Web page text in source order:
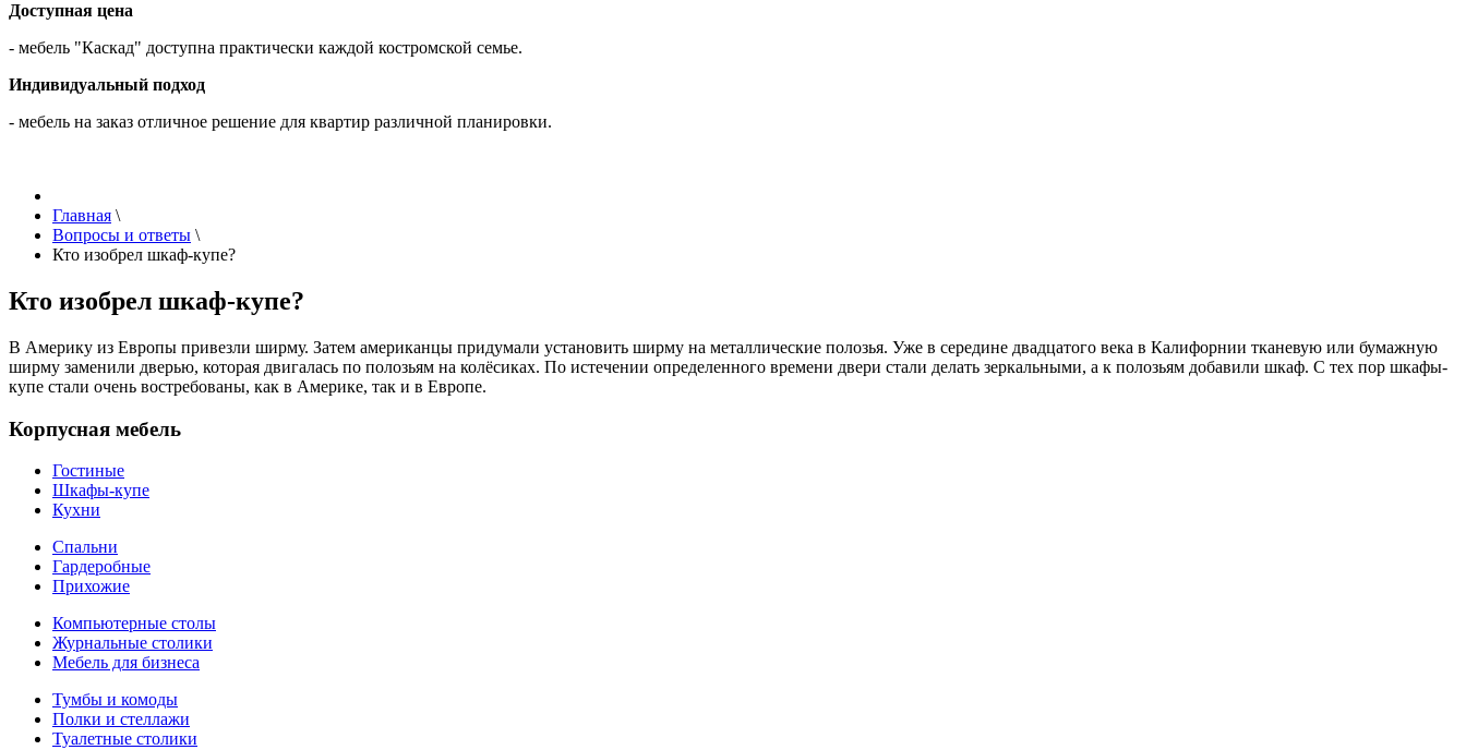
Доступная цена
- мебель "Каскад" доступна практически каждой костромской семье.
Индивидуальный подход
- мебель на заказ отличное решение для квартир различной планировки.
Главная \
Вопросы и ответы \
Кто изобрел шкаф-купе?
Кто изобрел шкаф-купе?
В Америку из Европы привезли ширму. Затем американцы придумали установить ширму на металлические полозья. Уже в середине двадцатого века в Калифорнии тканевую или бумажную
ширму заменили дверью, которая двигалась по полозьям на колёсиках. По истечении определенного времени двери стали делать зеркальными, а к полозьям добавили шкаф. С тех пор шкафы-
купе стали очень востребованы, как в Америке, так и в Европе.
Корпусная мебель
Гостиные
Шкафы-купе
Кухни
Спальни
Гардеробные
Прихожие
Компьютерные столы
Журнальные столики
Мебель для бизнеса
Тумбы и комоды
Полки и стеллажи
Туалетные столики